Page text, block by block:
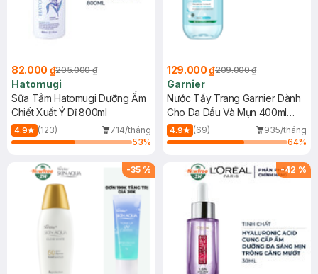
82.000 ₫205.000 ₫
Hatomugi
Sữa Tắm Hatomugi Dưỡng Ẩm
Chiết Xuất Ý Dĩ 800ml
4.9 (123)
714/tháng
53%
129.000 ₫209.000 ₫
Garnier
Nước Tẩy Trang Garnier Dành
Cho Da Dầu Và Mụn 400ml
(Mới)
4.9 (69)
935/tháng
64%
-35 % -42 %